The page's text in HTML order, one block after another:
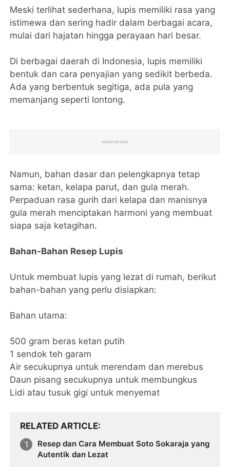
Meski terlihat sederhana, lupis memiliki rasa yang
istimewa dan sering hadir dalam berbagai acara,
mulai dari hajatan hingga perayaan hari besar.
Di berbagai daerah di Indonesia, lupis memiliki
bentuk dan cara penyajian yang sedikit berbeda.
Ada yang berbentuk segitiga, ada pula yang
memanjang seperti lontong.
Namun, bahan dasar dan pelengkapnya tetap
sama: ketan, kelapa parut, dan gula merah.
Perpaduan rasa gurih dari kelapa dan manisnya
gula merah menciptakan harmoni yang membuat
siapa saja ketagihan.
Bahan-Bahan Resep Lupis
Untuk membuat lupis yang lezat di rumah, berikut
bahan-bahan yang perlu disiapkan:
Bahan utama:
500 gram beras ketan putih
1 sendok teh garam
Air secukupnya untuk merendam dan merebus
Daun pisang secukupnya untuk membungkus
Lidi atau tusuk gigi untuk menyemat
RELATED ARTICLE
Resep dan Cara Membuat Soto Sokaraja yang
Autentik dan Lezat